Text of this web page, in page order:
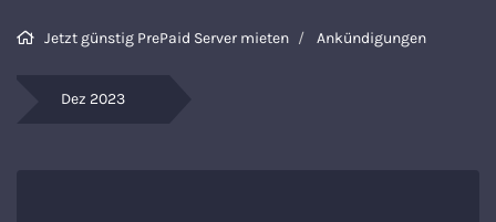
Jetzt günstig PrePaid Server mieten Ankündigungen
Dez 2023